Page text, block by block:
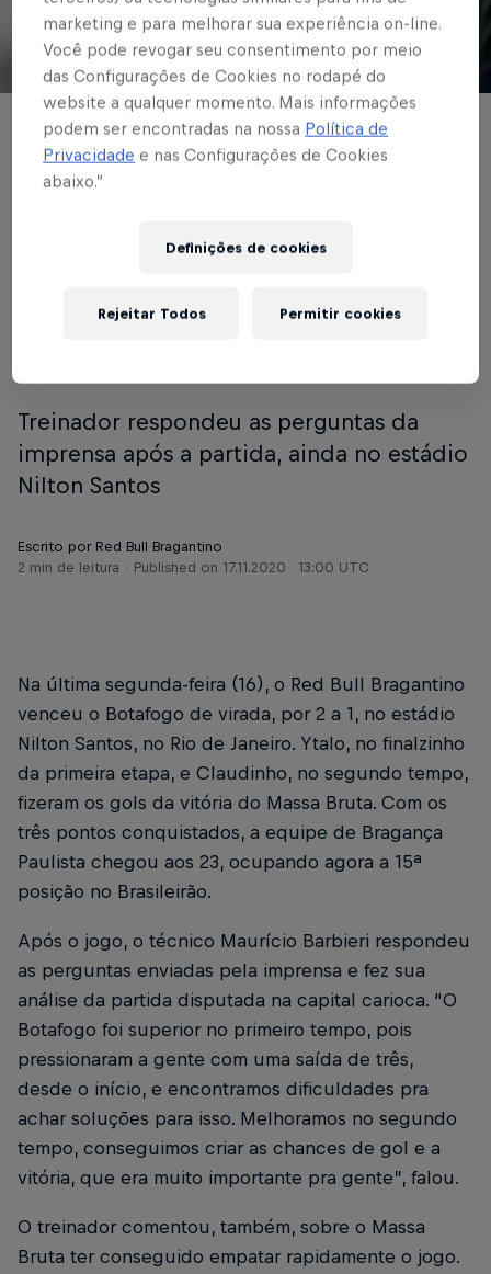
© Red Bull Bragantino
BRASILEIRÃO
Maurício Barbieri
analisa a vitória do
sobre o Botafogo, no
Treinador respondeu as perguntas da
imprensa após a partida, ainda no estádio
Nilton Santos
Escrito por Red Bull Bragantino
2 min de leitura
Published on 17.11.2020 · 13:00 UTC
Na última segunda-feira (16), o Red Bull Bragantino
venceu o Botafogo de virada, por 2 a 1, no estádio
Nilton Santos, no Rio de Janeiro. Ytalo, no finalzinho
da primeira etapa, e Claudinho, no segundo tempo,
fizeram os gols da vitória do Massa Bruta. Com os
três pontos conquistados, a equipe de Bragança
Paulista chegou aos 23, ocupando agora a 15ª
posição no Brasileirão.
Após o jogo, o técnico Maurício Barbieri respondeu
as perguntas enviadas pela imprensa e fez sua
análise da partida disputada na capital carioca. “O
Botafogo foi superior no primeiro tempo, pois
pressionaram a gente com uma saída de três,
desde o início, e encontramos dificuldades pra
achar soluções para isso. Melhoramos no segundo
tempo, conseguimos criar as chances de gol e a
vitória, que era muito importante pra gente”, falou.
O treinador comentou, também, sobre o Massa
Bruta ter conseguido empatar rapidamente o jogo.
marketing e para melhorar sua experiência on-line.
Você pode revogar seu consentimento por meio
das Configurações de Cookies no rodapé do
website a qualquer momento. Mais informações
podem ser encontradas na nossa Política de
Privacidade e nas Configurações de Cookies
abaixo.”
Definições de cookies
Rejeitar Todos Permitir cookies